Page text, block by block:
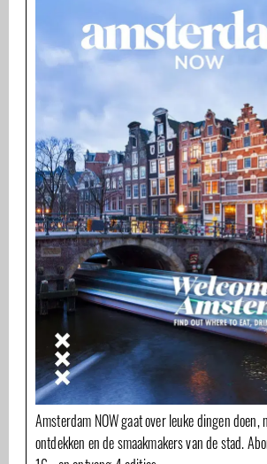
Amsterdam NOW gaat over leuke dingen doen,
ontdekken en de smaakmakers van de stad.